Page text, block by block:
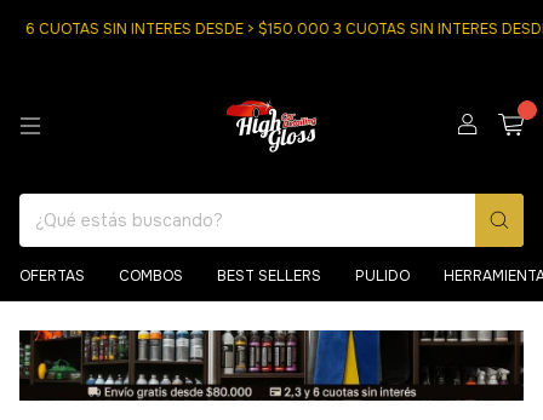
6 CUOTAS SIN INTERES DESDE > $150.000 3 CUOTAS SIN INTERES
OFERTAS COMBOS BEST SELLERS PULIDO